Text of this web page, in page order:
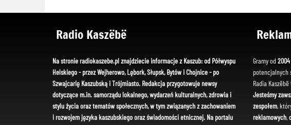
Radio Kaszëbë
Na stronie radiokaszebe.pl znajdziecie informacje z Kaszub: od Półwyspu
Helskiego - przez Wejherowo, Lębork, Słupsk, Bytów i Chojnice - po
Szwajcarię Kaszubską i Trójmiasto. Redakcja przygotowuje newsy
dotyczące m.in. samorządu lokalnego, wydarzeń kulturalnych, zdrowia i
stylu życia oraz tematów społecznych, w tym związanych z zachowaniem
i rozwojem języka kaszubskiego oraz świadomości etnicznej. Na portalu
Gramy od 2004
potencjalnych
Radia
Jesteśmy
zespołem,
reklamowych,